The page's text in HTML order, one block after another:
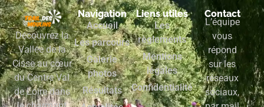
Découvrez la
Vallée de la
Cisse au cœur
du Centre Val
de Loire dans
Navigation
Accueil
Les parcours
Galerie
photos
Résultats
Liens utiles
Les
règlements
Mentions
légales
Confidentialité
Contact
L’équipe
vous
répond
sur les
réseaux
sociaux,